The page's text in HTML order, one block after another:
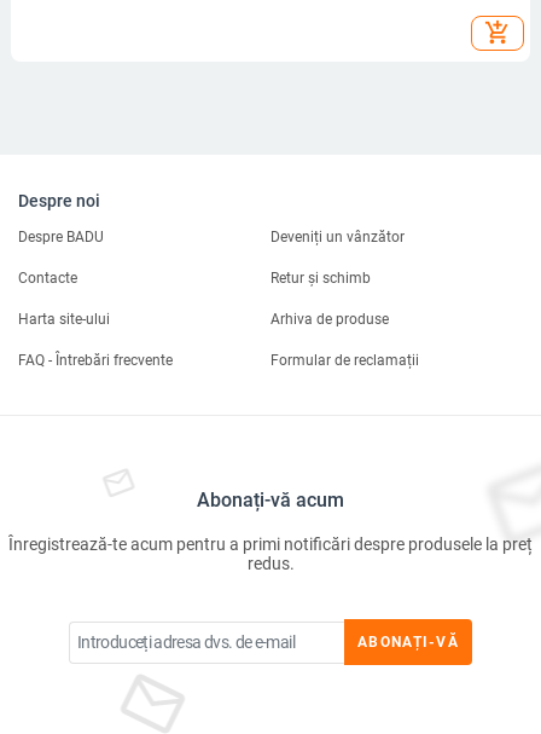
add_shopping_cart
Despre noi
Despre BADU Deveniți un vânzător
Contacte Retur și schimb
Harta site-ului Arhiva de produse
FAQ - Întrebări frecvente Formular de reclamații
Abonați-vă acum
Înregistrează-te acum pentru a primi notificări despre produsele la preț
redus.
ABONAȚI-VĂ